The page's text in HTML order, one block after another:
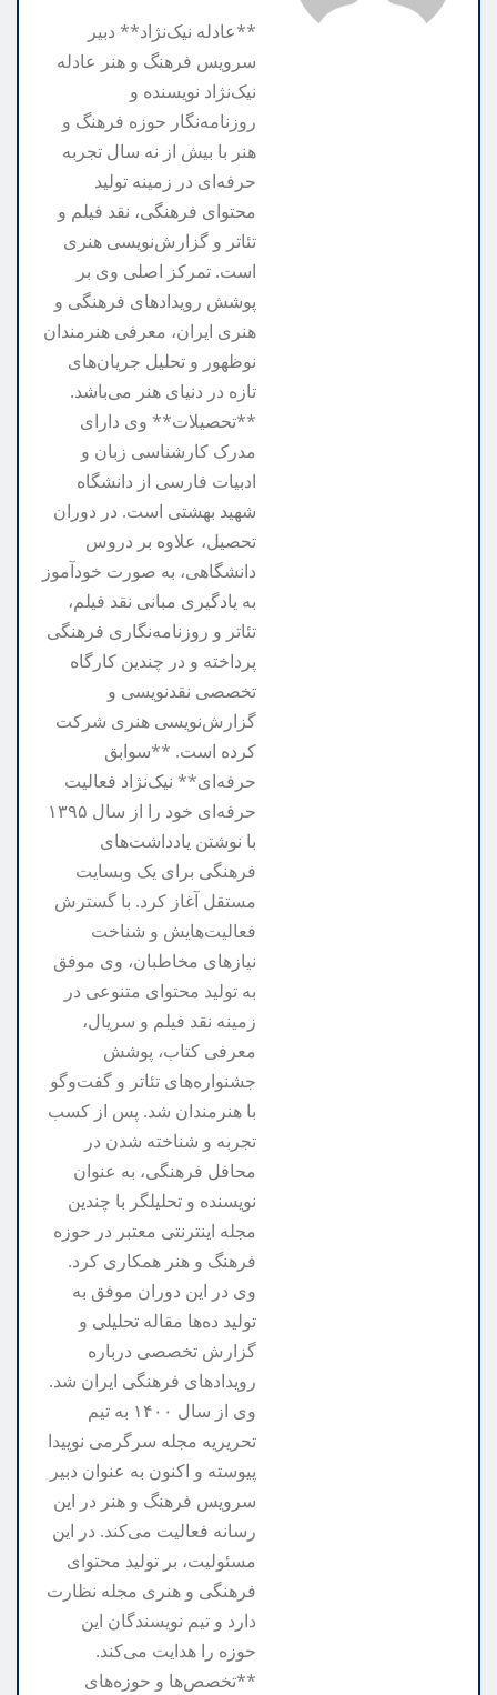
**عادله نیک‌نژاد** دبیر
سرویس فرهنگ و هنر عادله
نیک‌نژاد نویسنده و
روزنامه‌نگار حوزه فرهنگ و
هنر با بیش از نه سال تجربه
حرفه‌ای در زمینه تولید
محتوای فرهنگی، نقد فیلم و
تئاتر و گزارش‌نویسی هنری
است. تمرکز اصلی وی بر
پوشش رویدادهای فرهنگی و
هنری ایران، معرفی هنرمندان
نوظهور و تحلیل جریان‌های
تازه در دنیای هنر می‌باشد.
**تحصیلات** وی دارای
مدرک کارشناسی زبان و
ادبیات فارسی از دانشگاه
شهید بهشتی است. در دوران
تحصیل، علاوه بر دروس
دانشگاهی، به صورت خودآموز
به یادگیری مبانی نقد فیلم،
تئاتر و روزنامه‌نگاری فرهنگی
پرداخته و در چندین کارگاه
تخصصی نقدنویسی و
گزارش‌نویسی هنری شرکت
کرده است. **سوابق
حرفه‌ای** نیک‌نژاد فعالیت
حرفه‌ای خود را از سال ۱۳۹۵
با نوشتن یادداشت‌های
فرهنگی برای یک وبسایت
مستقل آغاز کرد. با گسترش
فعالیت‌هایش و شناخت
نیازهای مخاطبان، وی موفق
به تولید محتوای متنوعی در
زمینه نقد فیلم و سریال،
معرفی کتاب، پوشش
جشنواره‌های تئاتر و گفت‌وگو
با هنرمندان شد. پس از کسب
تجربه و شناخته شدن در
محافل فرهنگی، به عنوان
نویسنده و تحلیلگر با چندین
مجله اینترنتی معتبر در حوزه
فرهنگ و هنر همکاری کرد.
وی در این دوران موفق به
تولید ده‌ها مقاله تحلیلی و
گزارش تخصصی درباره
رویدادهای فرهنگی ایران شد.
وی از سال ۱۴۰۰ به تیم
تحریریه مجله سرگرمی نوپیدا
پیوسته و اکنون به عنوان دبیر
سرویس فرهنگ و هنر در این
رسانه فعالیت می‌کند. در این
مسئولیت، بر تولید محتوای
فرهنگی و هنری مجله نظارت
دارد و تیم نویسندگان این
حوزه را هدایت می‌کند.
**تخصص‌ها و حوزه‌های